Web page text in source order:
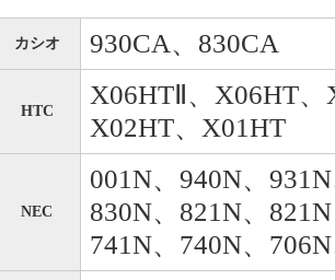
カシオ 930CA、830CA
HTC
X06HTⅡ、X06HT
X02HT、X01HT
NEC
001N、940N、
830N、821N、
741N、740N、